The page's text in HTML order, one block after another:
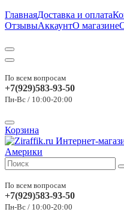
ГлавнаяДоставка и оплата
ОтзывыАккаунтО магазине
По всем вопросам
+7(929)583-93-50
Пн-Вс / 10:00-20:00
Корзина
По всем вопросам
+7(929)583-93-50
Пн-Вс / 10:00-20:00